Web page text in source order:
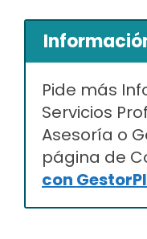
Pide más
Servicios
Asesoría o
página de
con